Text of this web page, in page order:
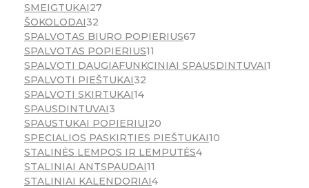
SMEIGTUKAI27
ŠOKOLODAI32
SPALVOTAS BIURO POPIERIUS67
SPALVOTAS POPIERIUS11
SPALVOTI DAUGIAFUNKCINIAI SPAUSDINTUVAI1
SPALVOTI PIEŠTUKAI32
SPALVOTI SKIRTUKAI14
SPAUSDINTUVAI3
SPAUSTUKAI POPIERIUI20
SPECIALIOS PASKIRTIES PIEŠTUKAI10
STALINĖS LEMPOS IR LEMPUTĖS4
STALINIAI ANTSPAUDAI11
STALINIAI KALENDORIAI4